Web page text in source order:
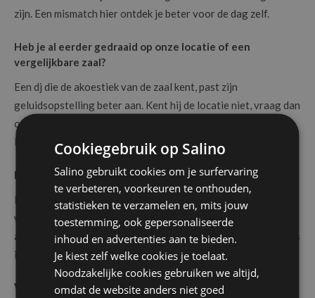
zijn. Een mismatch hier ontdek je beter voor de dag zelf.
Heb je al eerder gedraaid op onze locatie of een
vergelijkbare zaal?
Een dj die de akoestiek van de zaal kent, past zijn
geluidsopstelling beter aan. Kent hij de locatie niet, vraag dan
of hij een voorbezoek wil plannen of contact opneemt met de
locatieverantwoordelijke.
Hoe laat ben je aanwezig voor opbouw en soundcheck?
Een degelijke opbouw en soundcheck kosten tijd. Weet
wanneer de dj aankomt en stem dat af met de locatie, zodat
alles klaar is voor de eerste gast arriveert en er geen stress is
in de aanloop naar het feest.
Wat is je back-upplan bij technische problemen?
Cookiegebruik op Salino
Salino gebruikt cookies om je surfervaring
te verbeteren, voorkeuren te onthouden,
statistieken te verzamelen en, mits jouw
toestemming, ook gepersonaliseerde
inhoud en advertenties aan te bieden.
Je kiest zelf welke cookies je toelaat.
Noodzakelijke cookies gebruiken we altijd,
omdat de website anders niet goed